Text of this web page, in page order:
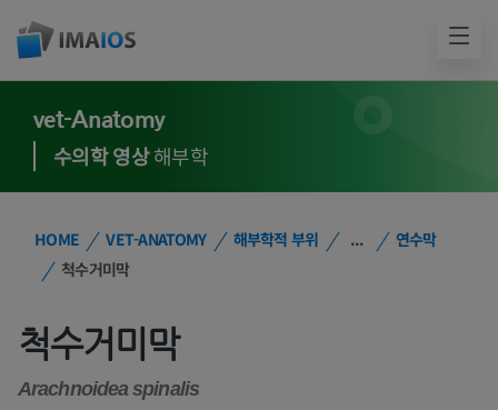
vet-Anatomy
수의학 영상해부학
HOME VET-ANATOMY 해부학적 부위 ...
연수막
척수거미막
척수거미막
Arachnoidea spinalis